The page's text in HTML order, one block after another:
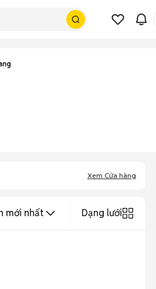
Xem Cửa hàng
mới nhất Dạng lưới